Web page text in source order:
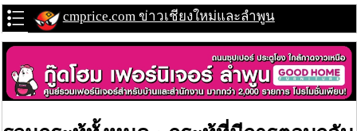
cmprice.com ข่าวเชียงใหม่และลำพูน